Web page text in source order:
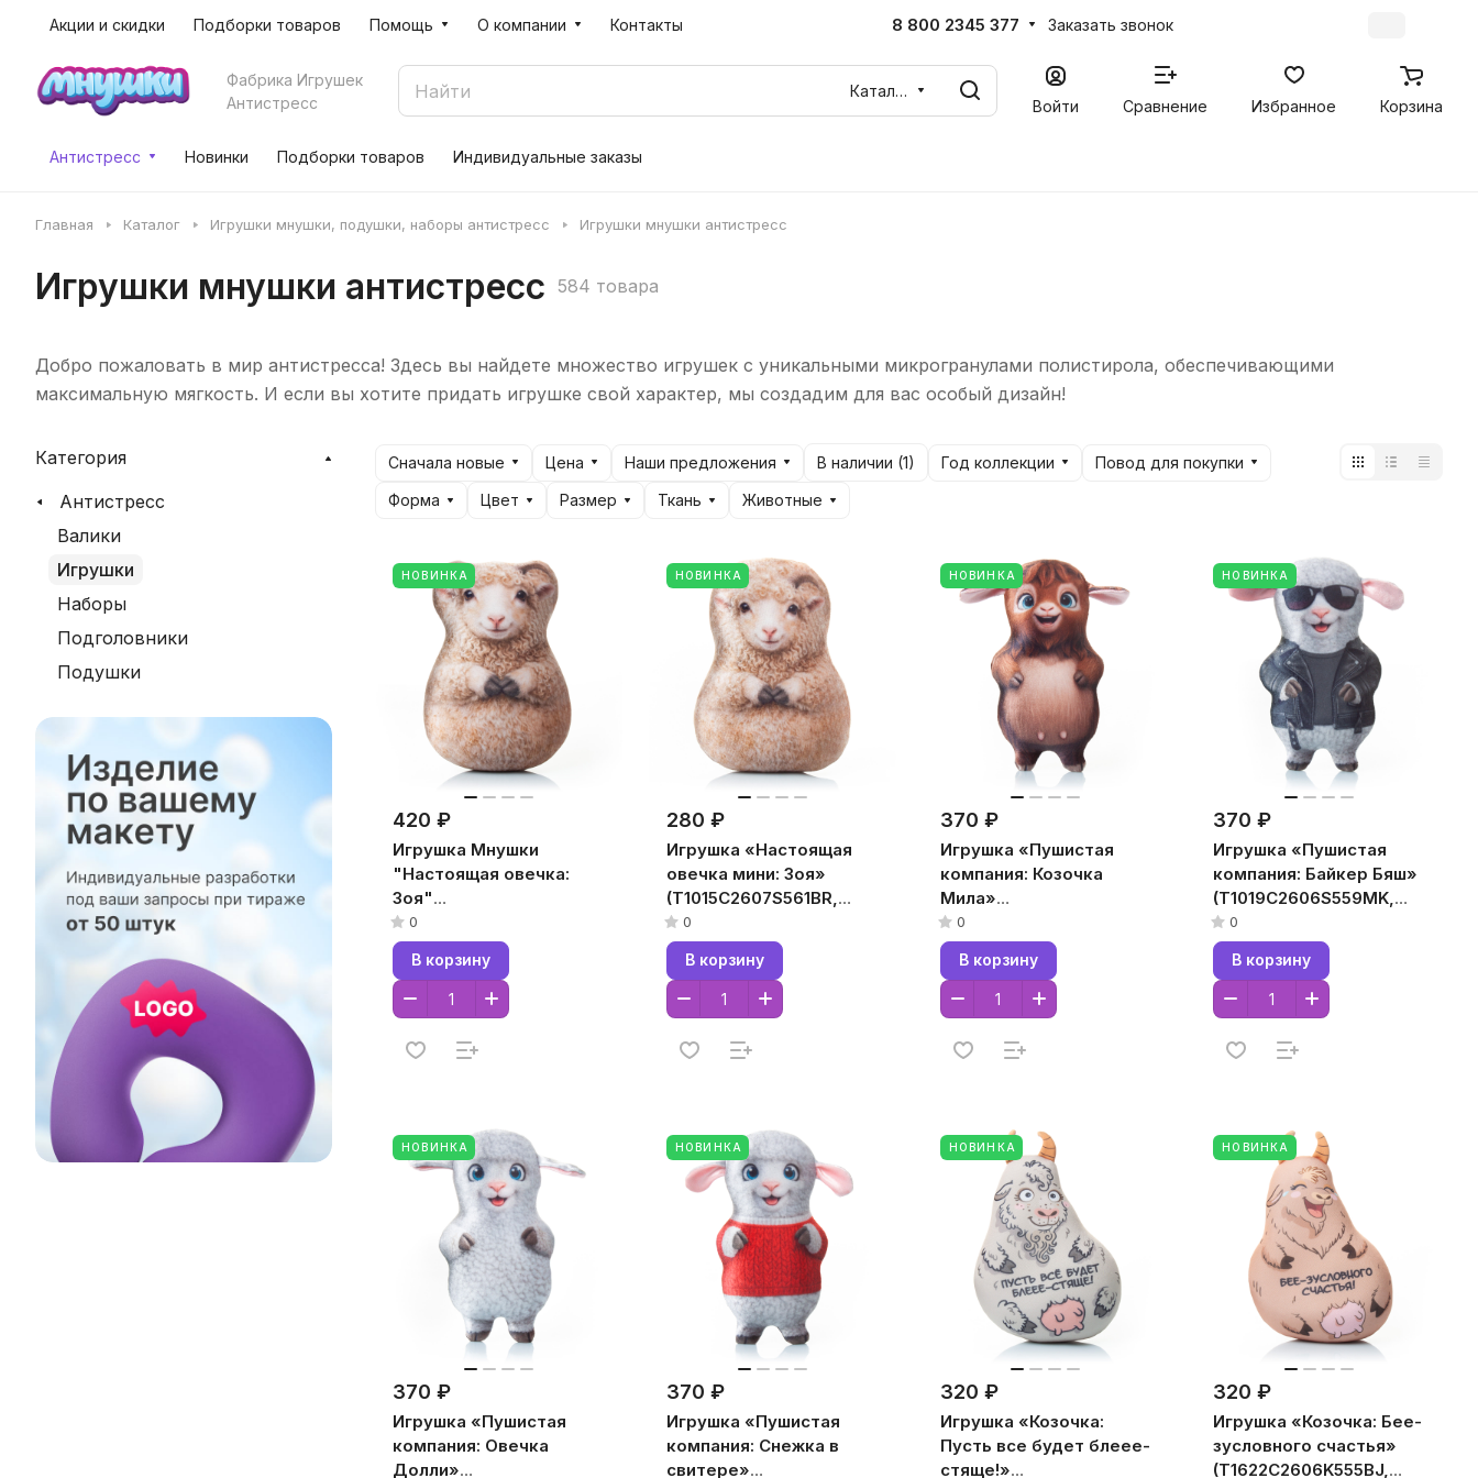
Акции и скидки Подборки товаров Помощь О компании Контакты 8 800 2345 377 Заказать звонок
Фабрика Игрушек
Антистресс
Каталог
Войти
Сравнение Избранное Корзина
Антистресс Новинки Подборки товаров Индивидуальные заказы
Главная Каталог Игрушки мнушки, подушки, наборы антистресс Игрушки мнушки антистресс
Игрушки мнушки антистресс 584 товара
Добро пожаловать в мир антистресса! Здесь вы найдете множество игрушек с уникальными микрогранулами полистирола, обеспечивающими
максимальную мягкость. И если вы хотите придать игрушке свой характер, мы создадим для вас особый дизайн!
Сначала новые Цена Наши предложения В наличии (1) Год коллекции Повод для покупки
Форма Цвет Размер Ткань Животные
НОВИНКА
420 ₽
Игрушка Мнушки
"Настоящая овечка:
Зоя"
(T1825C2607S562BR,
18x25x10, Коричневый,
Бархат, Микрогранулы
полистирола)
0
В корзину
НОВИНКА
280 ₽
Игрушка «Настоящая
овечка мини: Зоя»
(T1015C2607S561BR,
10x15x5, Коричневый,
Бархат, Микрогранулы
полистирола)
0
В корзину
НОВИНКА
370 ₽
Игрушка «Пушистая
компания: Козочка
Мила»
(T1019C2606S560BR,
10x19x5, Коричневый,
Бархат, Микрогранулы
полистирола)
0
В корзину
НОВИНКА
370 ₽
Игрушка «Пушистая
компания: Байкер Бяш»
(T1019C2606S559MK,
10x19x5, Разноцветный,
Бархат, Микрогранулы
полистирола)
0
В корзину
НОВИНКА
370 ₽
Игрушка «Пушистая
компания: Овечка
Долли»
НОВИНКА
370 ₽
Игрушка «Пушистая
компания: Снежка в
свитере»
НОВИНКА
320 ₽
Игрушка «Козочка:
Пусть все будет блеее-
стяще!»
НОВИНКА
320 ₽
Игрушка «Козочка: Бее-
зусловного счастья»
(T1622C2606K555BJ,
Категория
Антистресс
Валики
Игрушки
Наборы
Подголовники
Подушки